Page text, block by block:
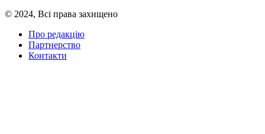
© 2024, Всі права захищено
Про редакцію
Партнерство
Контакти